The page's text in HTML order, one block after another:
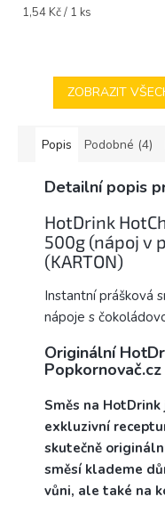
Měrná
1,54 Kč / 1 ks
ZOBRAZIT
Popis Podobné (4)
Detailní popis
HotDrink
500g (nápoj v
(KARTON)
Instantní prášková
nápoje s
Originální
Popkornovač.cz
Směs na
exkluzivní
skutečně
směsí klademe
vůni, ale také na